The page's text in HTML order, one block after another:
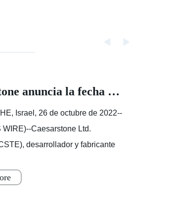
Caesarstone anuncia la fecha de los resultados del tercer trimestre de 2022
Israel, 26 de octubre de 2022--
WIRE)--Caesarstone Ltd.
desarrollador y fabricante
hoy que publicar�